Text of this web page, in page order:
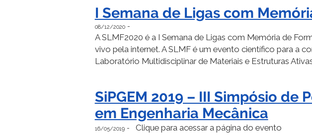
I Semana de Ligas com
08/12/2020-
A SLMF2020 é a I Semana de Ligas com Memória de
vivo pela internet. A SLMF é um evento científico para a
Laboratório Multidisciplinar de Materiais e Estruturas
SiPGEM 2019 – III Simpósio de
em Engenharia Mecânica
16/05/2019- Clique para acessar a página do evento